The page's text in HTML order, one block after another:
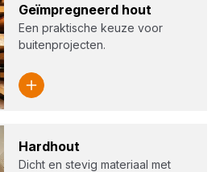
Geïm­preg­neerd hout
Een praktische keuze voor
buitenprojecten.
Hard­hout
Dicht en stevig materiaal met